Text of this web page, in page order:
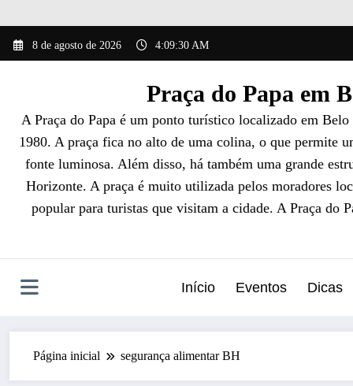
para
8 de agosto de 2026 4:09:31 AM
Praça do Papa em
A Praça do Papa é um ponto turístico localizado em
1980. A praça fica no alto de uma colina, o que permite
fonte luminosa. Além disso, há também uma grande
Horizonte. A praça é muito utilizada pelos moradores
popular para turistas que visitam a cidade. A Praça do
Início Eventos Dicas
Página inicial segurança alimentar BH